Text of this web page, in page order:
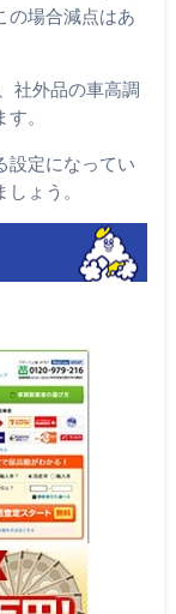
の場合減点はあ
社外品の車高調
。
設定になってい
ょう。